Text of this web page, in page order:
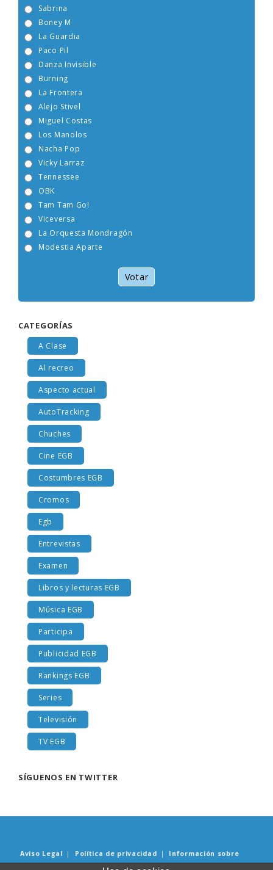
Sabrina
Boney M
La Guardia
Paco Pil
Danza Invisible
Burning
La Frontera
Alejo Stivel
Miguel Costas
Los Manolos
Nacha Pop
Vicky Larraz
Tennessee
OBK
Tam Tam Go!
Viceversa
La Orquesta Mondragón
Modestia Aparte
Votar
CATEGORÍAS
A Clase
Al recreo
Aspecto actual
AutoTracking
Chuches
Cine EGB
Costumbres EGB
Cromos
Egb
Entrevistas
Examen
Libros y lecturas EGB
Música EGB
Participa
Publicidad EGB
Rankings EGB
Series
Televisión
TV EGB
SÍGUENOS EN TWITTER
Aviso Legal | Política de privacidad |
Información sobre
Cookies